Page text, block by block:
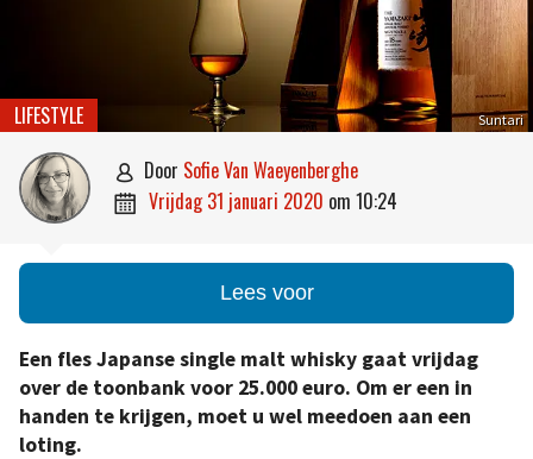
Suntari
LIFESTYLE
 door Sofie Van Waeyenberghe
 vrijdag 31 januari 2020 om 10:24
Lees voor
Een fles Japanse single malt whisky gaat vrijdag
over de toonbank voor 25.000 euro. Om er een in
handen te krijgen, moet u wel meedoen aan een
loting.